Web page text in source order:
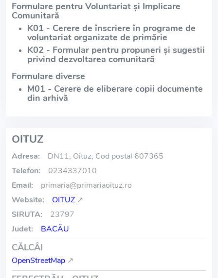
Formulare pentru Voluntariat și Implicare
Comunitară
K01 - Cerere de înscriere în programe de
voluntariat organizate de primărie
K02 - Formular pentru propuneri și sugestii
privind dezvoltarea comunitară
Formulare diverse
M01 - Cerere de eliberare copii documente
din arhivă
OITUZ
Adresa:
DN11, Oituz, Cod postal 607365
Telefon:
0234337010
Email:
primaria@primariaoituz.ro
Website:
OITUZ ↗
SIRUTA:
23797
Judet:
BACĂU
CĂLCÂI
OpenStreetMap ↗